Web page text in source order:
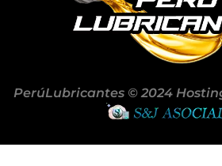
PerúLubricantes © 2024